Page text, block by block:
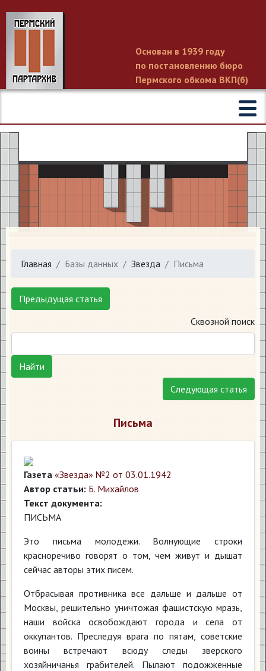
Основан в 1939 году
по постановлению бюро
Пермского обкома ВКП(б)
Главная Базы данных Звезда Письма
Предыдущая статья
Сквозной поиск
Найти
Следующая статья
Письма
Газета «Звезда» №2 от 03.01.1942
Автор статьи: Б. Михайлов
Текст документа:
ПИСЬМА
Это письма молодежи. Волнующие строки
красноречиво говорят о том, чем живут и дышат
сейчас авторы этих писем.
Отбрасывая противника все дальше и дальше от
Москвы, решительно уничтожая фашистскую мразь,
наши войска освобождают города и села от
оккупантов. Преследуя врага по пятам, советские
воины встречают всюду следы зверского
хозяйничанья грабителей. Пылают подожженные